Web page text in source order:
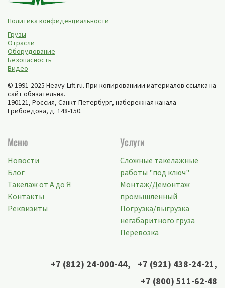
Политика конфиденциальности
Грузы
Отрасли
Оборудование
Безопасность
Видео
© 1991-2025 Heavy-Lift.ru. При копированиии материалов ссылка на
сайт обязательна.
190121, Россия, Санкт-Петербург, набережная канала
Грибоедова, д. 148-150.
Меню
Новости
Блог
Такелаж от А до Я
Контакты
Реквизиты
Услуги
Сложные такелажные
работы "под ключ"
Монтаж/Демонтаж
промышленный
Погрузка/выгрузка
негабаритного груза
Перевозка
+7 (812) 24-000-44, +7 (921) 438-24-21,
+7 (800) 511-62-48